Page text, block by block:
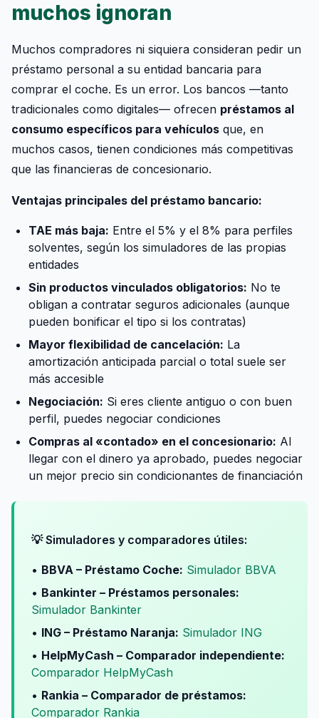
muchos ignoran
Muchos compradores ni siquiera consideran pedir un
préstamo personal a su entidad bancaria para
comprar el coche. Es un error. Los bancos —tanto
tradicionales como digitales— ofrecen préstamos al
consumo específicos para vehículos que, en
muchos casos, tienen condiciones más competitivas
que las financieras de concesionario.
Ventajas principales del préstamo bancario:
TAE más baja: Entre el 5% y el 8% para perfiles
solventes, según los simuladores de las propias
entidades
Sin productos vinculados obligatorios: No te
obligan a contratar seguros adicionales (aunque
pueden bonificar el tipo si los contratas)
Mayor flexibilidad de cancelación: La
amortización anticipada parcial o total suele ser
más accesible
Negociación: Si eres cliente antiguo o con buen
perfil, puedes negociar condiciones
Compras al «contado» en el concesionario: Al
llegar con el dinero ya aprobado, puedes negociar
un mejor precio sin condicionantes de financiación
💡 Simuladores y comparadores útiles:
• BBVA – Préstamo Coche: Simulador BBVA
• Bankinter – Préstamos personales:
Simulador Bankinter
• ING – Préstamo Naranja: Simulador ING
• HelpMyCash – Comparador independiente:
Comparador HelpMyCash
• Rankia – Comparador de préstamos:
Comparador Rankia